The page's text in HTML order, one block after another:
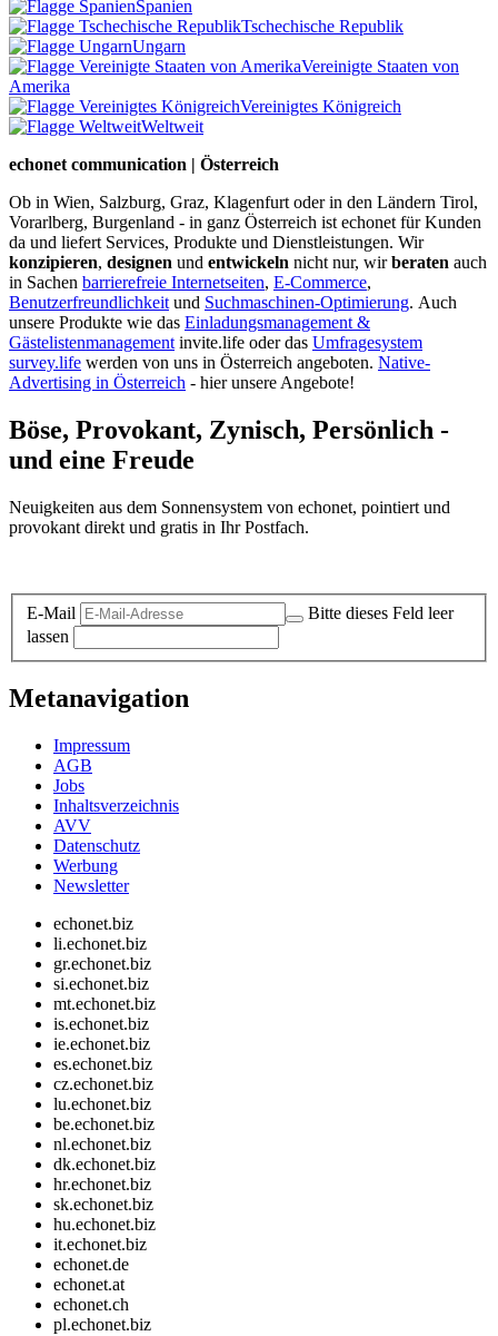
Spanien
Tschechische Republik
Ungarn
Vereinigte Staaten von
Amerika
Vereinigtes Königreich
Weltweit
echonet communication | Österreich
Ob in Wien, Salzburg, Graz, Klagenfurt oder in den Ländern Tirol,
Vorarlberg, Burgenland - in ganz Österreich ist echonet für Kunden
da und liefert Services, Produkte und Dienstleistungen. Wir
konzipieren, designen und entwickeln nicht nur, wirberaten auch
in Sachen barrierefreie Internetseiten, E-Commerce,
Benutzerfreundlichkeit und Suchmaschinen-Optimierung. Auch
unsere Produkte wie das Einladungsmanagement &
Gästelistenmanagement invite.life oder das Umfragesystem
survey.life werden von uns in Österreich angeboten. Native-
Advertising in Österreich - hier unsere Angebote!
Böse, Provokant, Zynisch, Persönlich -
und eine Freude
Neuigkeiten aus dem Sonnensystem von echonet, pointiert und
provokant direkt und gratis in Ihr Postfach.
E-Mail
Bitte dieses Feld leer
lassen
Metanavigation
Impressum
AGB
Jobs
Inhaltsverzeichnis
AVV
Datenschutz
Werbung
Newsletter
echonet.biz
li.echonet.biz
gr.echonet.biz
si.echonet.biz
mt.echonet.biz
is.echonet.biz
ie.echonet.biz
es.echonet.biz
cz.echonet.biz
lu.echonet.biz
be.echonet.biz
nl.echonet.biz
dk.echonet.biz
hr.echonet.biz
sk.echonet.biz
hu.echonet.biz
it.echonet.biz
echonet.de
echonet.at
echonet.ch
pl.echonet.biz